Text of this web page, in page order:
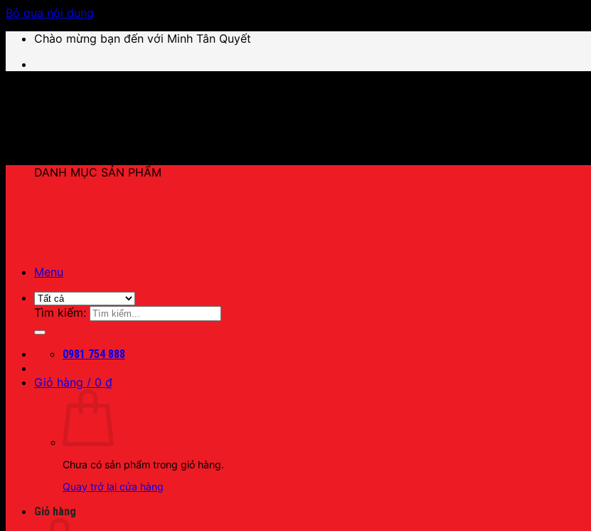
Bỏ qua nội dung
Chào mừng bạn đến với Minh Tân Quyết
Menu
Tìm kiếm:
0981 754 888
Giỏ hàng / 0 ₫
Chưa có sản phẩm trong giỏ hàng.
Quay trở lại cửa hàng
Giỏ hàng
DANH MỤC SẢN PHẨM